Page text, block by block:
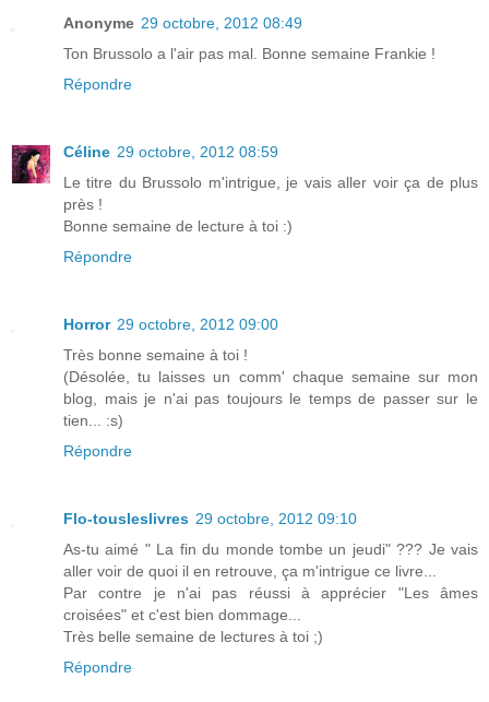
Anonyme 29 octobre, 2012 08:49
Ton Brussolo a l'air pas mal. Bonne semaine Frankie !
Répondre
Céline 29 octobre, 2012 08:59
Le titre du Brussolo m'intrigue, je vais aller voir ça de plus
près !
Bonne semaine de lecture à toi :)
Répondre
Horror 29 octobre, 2012 09:00
Très bonne semaine à toi !
(Désolée, tu laisses un comm' chaque semaine sur mon
blog, mais je n'ai pas toujours le temps de passer sur le
tien... :s)
Répondre
Flo-tousleslivres 29 octobre, 2012 09:10
As-tu aimé " La fin du monde tombe un jeudi" ??? Je vais
aller voir de quoi il en retrouve, ça m'intrigue ce livre...
Par contre je n'ai pas réussi à apprécier "Les âmes
croisées" et c'est bien dommage...
Très belle semaine de lectures à toi ;)
Répondre